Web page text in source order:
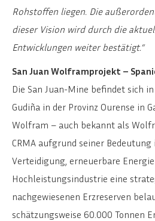
Rohstoffen liegen. Die
dieser Vision wird durch die
Entwicklungen weiter bestätigt.“
San Juan Wolframprojekt –
Die San Juan-Mine befindet sich
Gudiña in der Provinz Ourense in
Wolfram – auch bekannt als
CRMA aufgrund seiner Bedeutung
Verteidigung, erneuerbare
Hochleistungsindustrie eine
nachgewiesenen Erzreserven
schätzungsweise 60.000 Tonnen